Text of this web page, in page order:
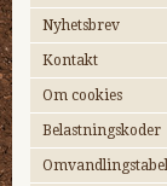
Nyhetsbrev
Kontakt
Om cookies
Belastningskoder